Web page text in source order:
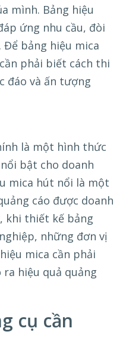
mình. Bảng hiệu
ứng nhu cầu, đòi
Để bảng hiệu mica
phải biết cách thi
đáo và ấn tượng
là một hình thức
bật cho doanh
mica hút nổi là một
cáo được doanh
khi thiết kế bảng
những đơn vị
mica cần phải
hiệu quả quảng
cụ cần